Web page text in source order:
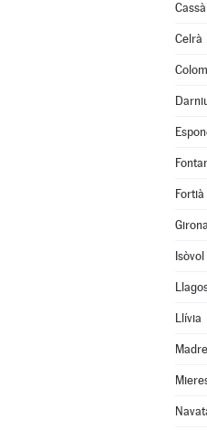
Celrà
Fortià
Girona
Isòvol
Llívia